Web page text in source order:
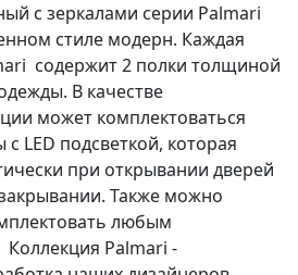
с зеркалами серии Palmari
стиле модерн. Каждая
содержит 2 полки толщиной
В качестве
может комплектоваться
LED подсветкой, которая
при открывании дверей
Также можно
любым
Palmari -